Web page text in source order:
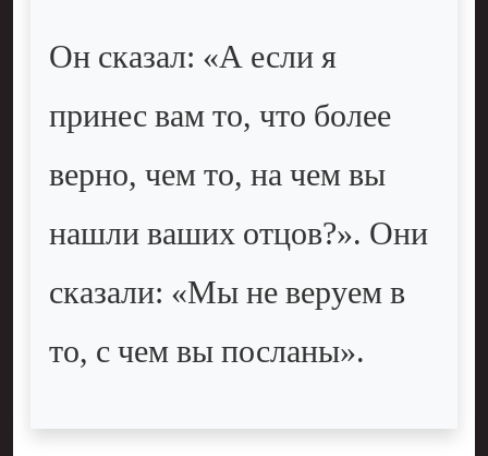
Он сказал: «А если я
принес вам то, что более
верно, чем то, на чем вы
нашли ваших отцов?». Они
сказали: «Мы не веруем в
то, с чем вы посланы».